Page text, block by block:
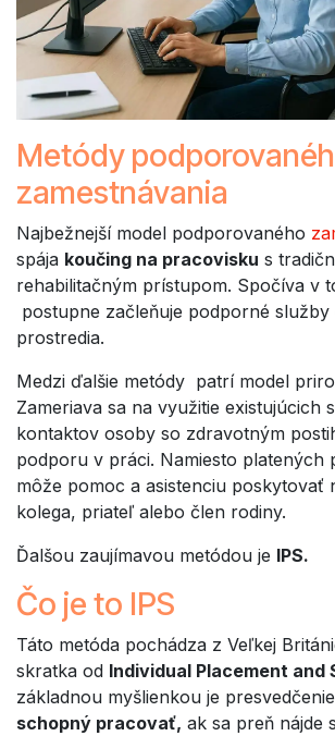
Metódy
zamestnávania
Najbežnejší model podporovaného
spája koučing na pracovisku s
rehabilitačným prístupom. Spočíva v
postupne začleňuje podporné
prostredia.
Medzi ďalšie metódy patrí model
Zameriava sa na využitie existujúcich
kontaktov osoby so zdravotným
podporu v práci. Namiesto platených
môže pomoc a asistenciu poskytovať
kolega, priateľ alebo člen rodiny.
Ďalšou zaujímavou metódou je IPS.
Čo je to IPS
Táto metóda pochádza z Veľkej
skratka od Individual Placement and
základnou myšlienkou je
schopný pracovať, ak sa preň nájde